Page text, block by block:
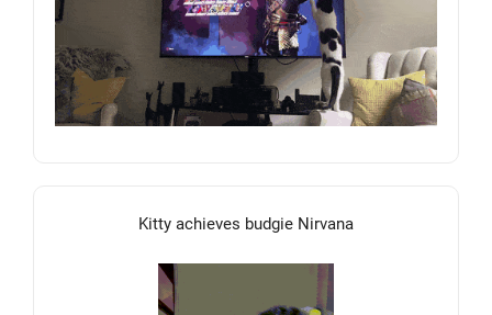
Kitty achieves budgie Nirvana